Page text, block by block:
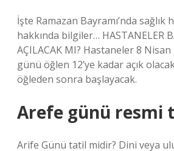
İşte Ramazan Bayramı’nda sağlık
hakkında bilgiler… HASTANELER
AÇILACAK MI? Hastaneler 8
günü öğlen 12’ye kadar açık
öğleden sonra başlayacak.
Arefe günü resmi
Arife Günü tatil midir? Dini veya